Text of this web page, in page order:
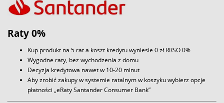
Raty 0%
Kup produkt na 5 rat a koszt kredytu wyniesie 0 zł RRSO 0%
Wygodne raty, bez wychodzenia z domu
Decyzja kredytowa nawet w 10-20 minut
Aby zrobić zakupy w systemie ratalnym w koszyku wybierz opcje
płatności „eRaty Santander Consumer Bank”